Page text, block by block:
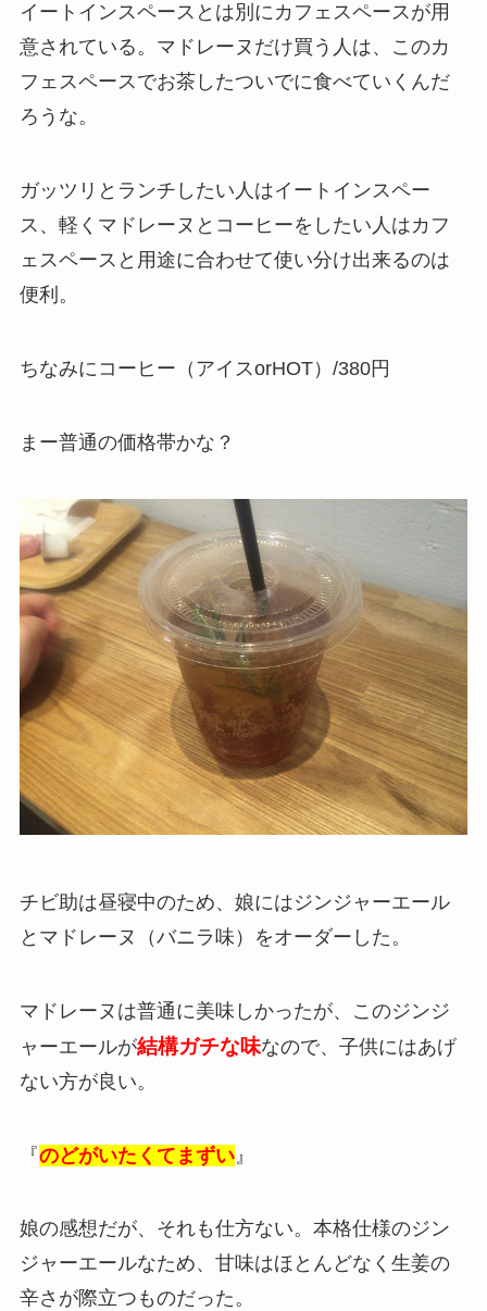
イートインスペースとは別にカフェスペースが用
意されている。マドレーヌだけ買う人は、このカ
フェスペースでお茶したついでに食べていくんだ
ろうな。
ガッツリとランチしたい人はイートインスペー
ス、軽くマドレーヌとコーヒーをしたい人はカフ
ェスペースと用途に合わせて使い分け出来るのは
便利。
ちなみにコーヒー（アイスorHOT）/380円
まー普通の価格帯かな？
チビ助は昼寝中のため、娘にはジンジャーエール
とマドレーヌ（バニラ味）をオーダーした。
マドレーヌは普通に美味しかったが、このジンジ
ャーエールが結構ガチな味なので、子供にはあげ
ない方が良い。
『のどがいたくてまずい』
娘の感想だが、それも仕方ない。本格仕様のジン
ジャーエールなため、甘味はほとんどなく生姜の
辛さが際立つものだった。